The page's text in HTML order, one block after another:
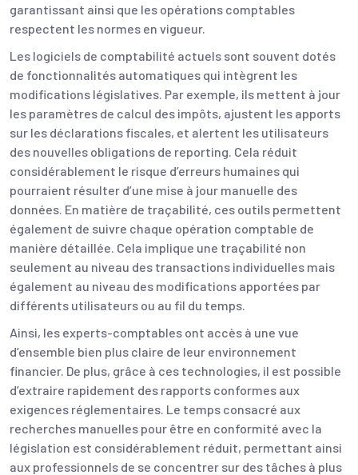
garantissant ainsi que les opérations comptables
respectent les normes en vigueur.
Les logiciels de comptabilité actuels sont souvent dotés
de fonctionnalités automatiques qui intègrent les
modifications législatives. Par exemple, ils mettent à jour
les paramètres de calcul des impôts, ajustent les apports
sur les déclarations fiscales, et alertent les utilisateurs
des nouvelles obligations de reporting. Cela réduit
considérablement le risque d’erreurs humaines qui
pourraient résulter d’une mise à jour manuelle des
données. En matière de traçabilité, ces outils permettent
également de suivre chaque opération comptable de
manière détaillée. Cela implique une traçabilité non
seulement au niveau des transactions individuelles mais
également au niveau des modifications apportées par
différents utilisateurs ou au fil du temps.
Ainsi, les experts-comptables ont accès à une vue
d’ensemble bien plus claire de leur environnement
financier. De plus, grâce à ces technologies, il est possible
d’extraire rapidement des rapports conformes aux
exigences réglementaires. Le temps consacré aux
recherches manuelles pour être en conformité avec la
législation est considérablement réduit, permettant ainsi
aux professionnels de se concentrer sur des tâches à plus